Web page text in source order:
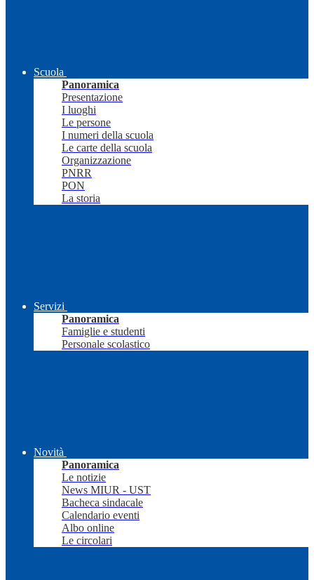
Scuola
Panoramica
Presentazione
I luoghi
Le persone
I numeri della scuola
Le carte della scuola
Organizzazione
PNRR
PON
La storia
Servizi
Panoramica
Famiglie e studenti
Personale scolastico
Novità
Panoramica
Le notizie
News MIUR - UST
Bacheca sindacale
Calendario eventi
Albo online
Le circolari